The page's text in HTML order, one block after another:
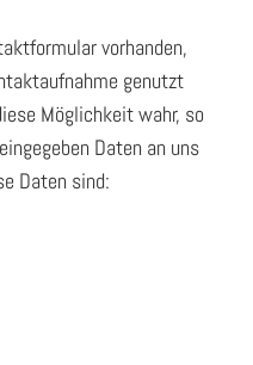
vorhanden,
genutzt
Möglichkeit wahr, so
Daten an uns
Daten sind: